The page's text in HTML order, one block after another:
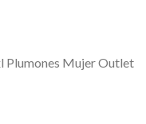
Plumones Mujer Outlet